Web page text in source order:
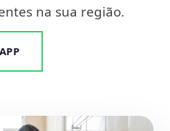
na sua região.